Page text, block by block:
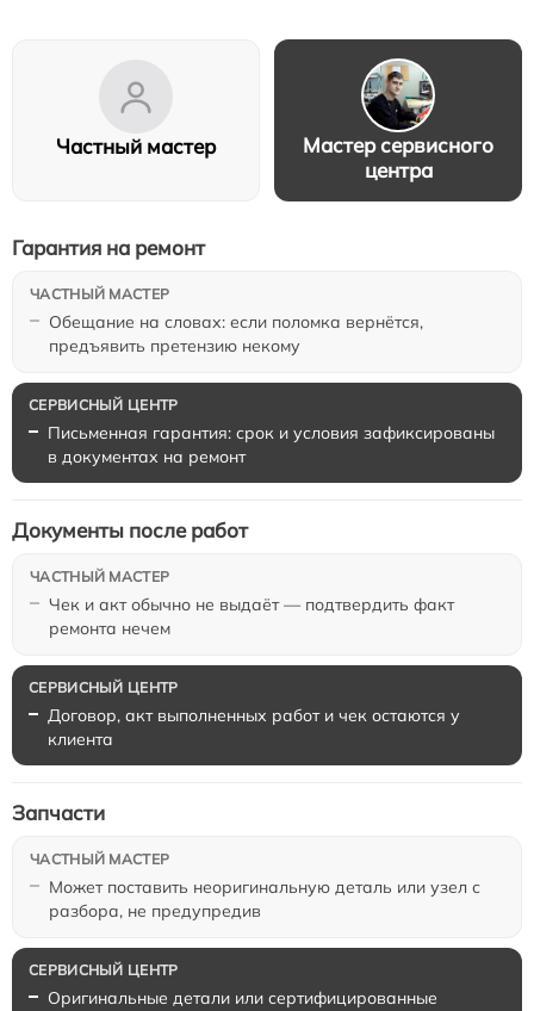
Частный мастер
Мастер сервисного
центра
Обещание на словах: если поломка вернётся,
предъявить претензию некому
Гарантия на ремонт
Письменная гарантия: срок и условия зафиксированы
в документах на ремонт
Чек и акт обычно не выдаёт — подтвердить факт
ремонта нечем
Документы после работ
Договор, акт выполненных работ и чек остаются у
клиента
Может поставить неоригинальную деталь или узел с
разбора, не предупредив
Запчасти
Оригинальные детали или сертифицированные